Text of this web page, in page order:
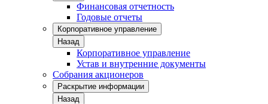
Финансовая отчетность
Годовые отчеты
Корпоративное управление
Назад
Корпоративное управление
Устав и внутренние документы
Собрания акционеров
Раскрытие информации
Назад